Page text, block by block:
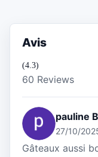
Avis
(4.3)
60 Reviews
pauline
27/10/
Gâteaux aussi